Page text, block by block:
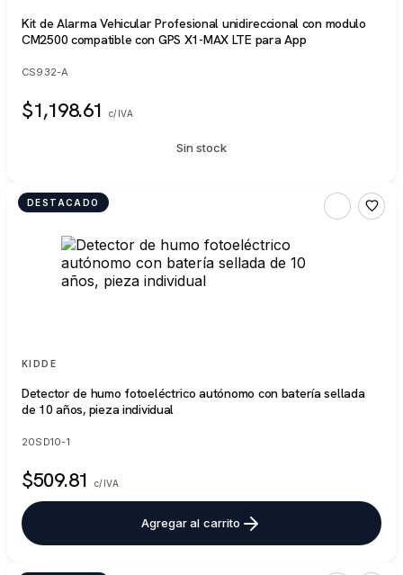
Kit de Alarma Vehicular Profesional unidireccional con modulo
CM2500 compatible con GPS X1-MAX LTE para App
CS932-A
$1,198.61 c/IVA
Sin stock
DESTACADO
KIDDE
Detector de humo fotoeléctrico autónomo con batería sellada
de 10 años, pieza individual
20SD10-1
$509.81 c/IVA
Agregar al carrito